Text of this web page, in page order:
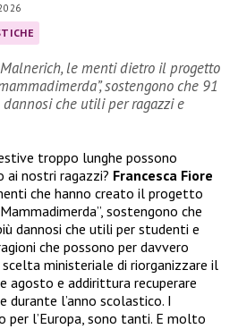
Malnerich, le menti dietro il progetto
sostengono che 91
che utili per ragazzi e
troppo lunghe possono
ai nostri ragazzi? Francesca Fiore
che hanno creato il progetto
sostengono che
dannosi che utili per studenti e
che possono per davvero
ministeriale di riorganizzare il
agosto e addirittura recuperare
l’anno scolastico. I
per l’Europa, sono tanti. E molto